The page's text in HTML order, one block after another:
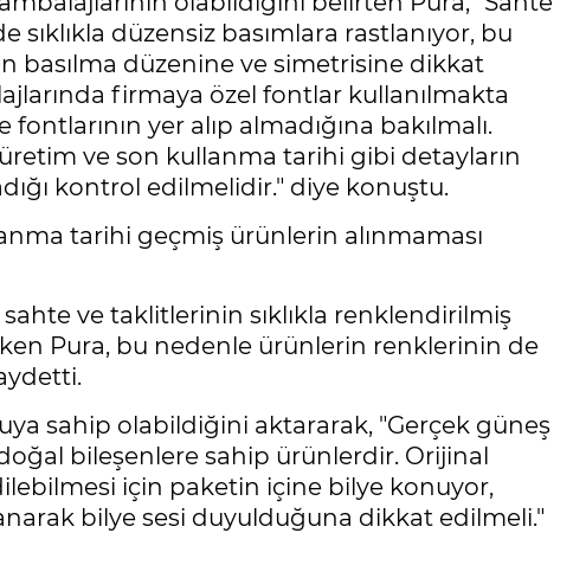
düzensiz basımlara rastlanıyor, bu
basılma düzenine ve simetrisine dikkat
firmaya özel fontlar kullanılmakta
yer alıp almadığına bakılmalı.
ve son kullanma tarihi gibi detayların
kontrol edilmelidir." diye konuştu.
tarihi geçmiş ürünlerin alınmaması
ve taklitlerinin sıklıkla renklendirilmiş
Pura, bu nedenle ürünlerin renklerinin de
sahip olabildiğini aktararak, "Gerçek güneş
bileşenlere sahip ürünlerdir. Orijinal
için paketin içine bilye konuyor,
bilye sesi duyulduğuna dikkat edilmeli."